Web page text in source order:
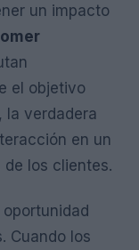
un impacto
el objetivo
la verdadera
en un
de los clientes.
Cuando los